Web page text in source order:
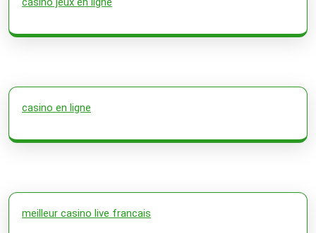
casino en ligne
meilleur casino live francais